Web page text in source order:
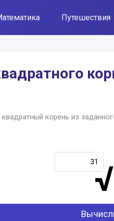
Путешествия
корень из
√